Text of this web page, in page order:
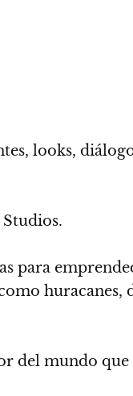
looks,
para
huracanes,
del mundo que